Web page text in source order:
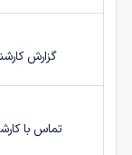
گزارش
تماس با